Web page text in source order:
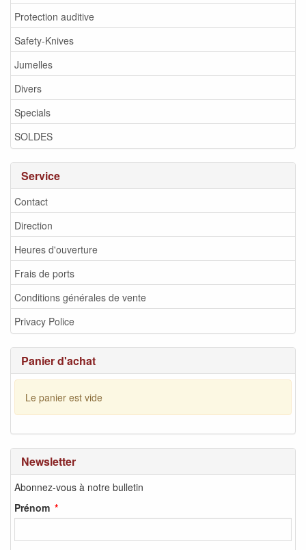
Protection auditive
Safety-Knives
Jumelles
Divers
Specials
SOLDES
Service
Contact
Direction
Heures d'ouverture
Frais de ports
Conditions générales de vente
Privacy Police
Panier d'achat
Le panier est vide
Newsletter
Abonnez-vous à notre bulletin
Prénom